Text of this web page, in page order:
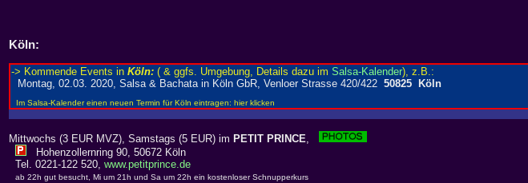
Köln:
Mittwochs (3 EUR MVZ), Samstags (5 EUR) im PETIT PRINCE,
Hohenzollernring 90, 50672 Köln
Tel. 0221-122 520, www.petitprince.de
ab 22h gut besucht, Mi um 21h und Sa um 22h ein kostenloser Schnupperkurs